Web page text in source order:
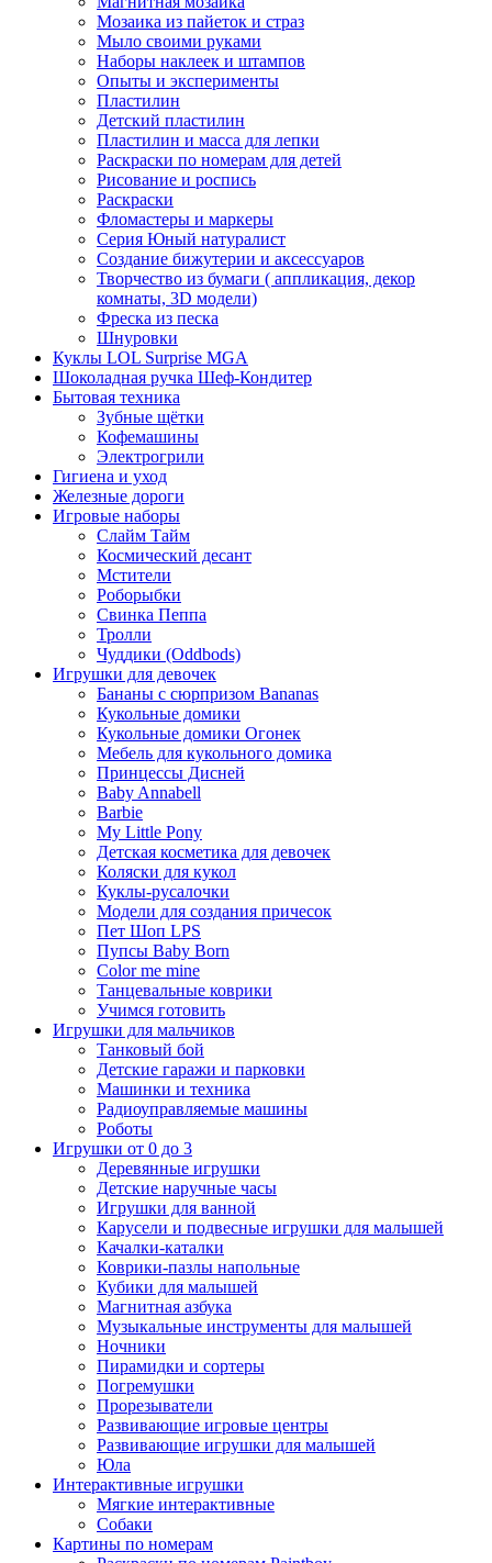
Мозаика из пайеток и страз
Мыло своими руками
Наборы наклеек и штампов
Опыты и эксперименты
Пластилин
Детский пластилин
Пластилин и масса для лепки
Раскраски по номерам для детей
Рисование и роспись
Раскраски
Фломастеры и маркеры
Серия Юный натуралист
Создание бижутерии и аксессуаров
Творчество из бумаги ( аппликация, декор
комнаты, 3D модели)
Фреска из песка
Шнуровки
Куклы LOL Surprise MGA
Шоколадная ручка Шеф-Кондитер
Бытовая техника
Зубные щётки
Кофемашины
Электрогрили
Гигиена и уход
Железные дороги
Игровые наборы
Слайм Тайм
Космический десант
Мстители
Роборыбки
Свинка Пеппа
Тролли
Чуддики (Oddbods)
Игрушки для девочек
Бананы с сюрпризом Bananas
Кукольные домики
Кукольные домики Огонек
Мебель для кукольного домика
Принцессы Дисней
Baby Annabell
Barbie
My Little Pony
Детская косметика для девочек
Коляски для кукол
Куклы-русалочки
Модели для создания причесок
Пет Шоп LPS
Пупсы Baby Born
Сolor me mine
Танцевальные коврики
Учимся готовить
Игрушки для мальчиков
Танковый бой
Детские гаражи и парковки
Машинки и техника
Радиоуправляемые машины
Роботы
Игрушки от 0 до 3
Деревянные игрушки
Детские наручные часы
Игрушки для ванной
Карусели и подвесные игрушки для малышей
Качалки-каталки
Коврики-пазлы напольные
Кубики для малышей
Магнитная азбука
Музыкальные инструменты для малышей
Ночники
Пирамидки и сортеры
Погремушки
Прорезыватели
Развивающие игровые центры
Развивающие игрушки для малышей
Юла
Интерактивные игрушки
Мягкие интерактивные
Собаки
Картины по номерам